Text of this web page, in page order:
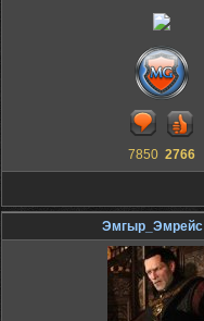
7850 2766
Эмгыр_Эмрейс